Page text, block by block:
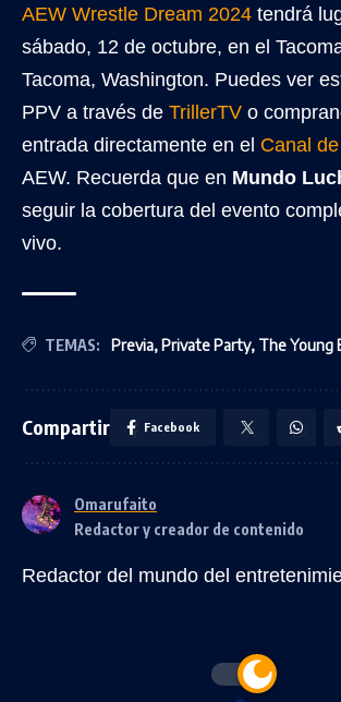
AEW Wrestle Dream 2024 tendrá
sábado, 12 de octubre, en el
Tacoma, Washington. Puedes ver
PPV a través de TrillerTV o
entrada directamente en el Canal
AEW. Recuerda que en Mundo
seguir la cobertura del evento
vivo.
TEMAS: Previa,Private Party, The Young
Compartir Facebook
Omarufaito
Redactor y creador de contenido
Redactor del mundo del